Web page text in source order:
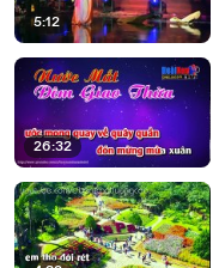
5:12
26:32